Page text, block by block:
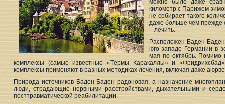
можно было даже
километр с Парижем
не собирает такого
даже больше чем прежде
– лечить.
Расположен Баден-
юго-западе Германии в
мая по октябрь. Помимо
комплексы (самые известные «Термы Каракаллы» и
комплексы применяют в разных методиках лечения, включая даже
Природа источников Баден-Баден радоновая, а назначение
люди, страдающие нервными расстройствами, дыхательными и
посттравматической реабилитации.